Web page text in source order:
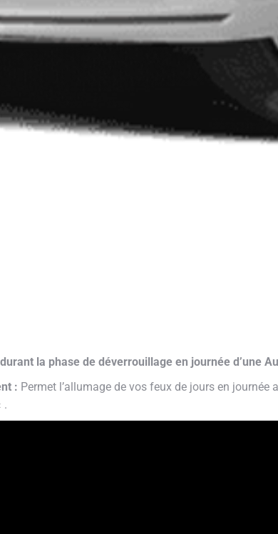
la phase de déverrouillage en journée d’une
: Permet l’allumage de vos feux de jours en
.